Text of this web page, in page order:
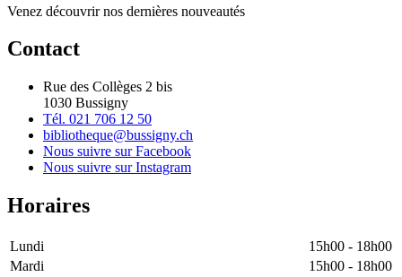
Venez découvrir nos dernières nouveautés
Contact
Rue des Collèges 2 bis
1030 Bussigny
Tél. 021 706 12 50
bibliotheque@bussigny.ch
Nous suivre sur Facebook
Nous suivre sur Instagram
Horaires
Lundi
15h00 - 18h00
Mardi
15h00 - 18h00